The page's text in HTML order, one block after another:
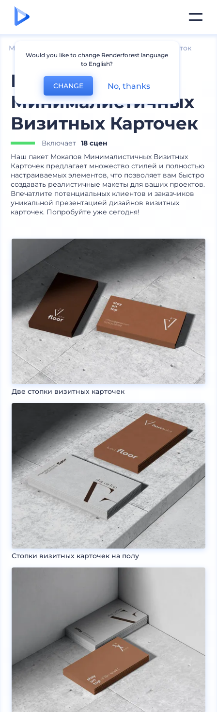
Мокапы Мокапы визиток
Мокапы
Минималистичных
Визитных Карточек
Включает 18 сцен
Наш пакет Мокапов Минималистичных Визитных
Карточек предлагает множество стилей и полностью
настраиваемых элементов, что позволяет вам быстро
создавать реалистичные макеты для ваших проектов.
Впечатлите потенциальных клиентов и заказчиков
уникальной презентацией дизайнов визитных
карточек. Попробуйте уже сегодня!
Две стопки визитных карточек
Стопки визитных карточек на полу
Would you like to change Renderforest language
to English?
CHANGE No, thanks